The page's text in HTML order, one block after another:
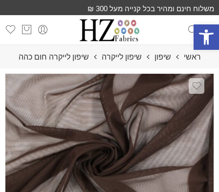
פתח סרגל נגישות
משלוח חינם ומהיר בכל קנייה מעל 300 ₪
ראשי שיפון שיפון לייקרה שיפון לייקרה חום כהה